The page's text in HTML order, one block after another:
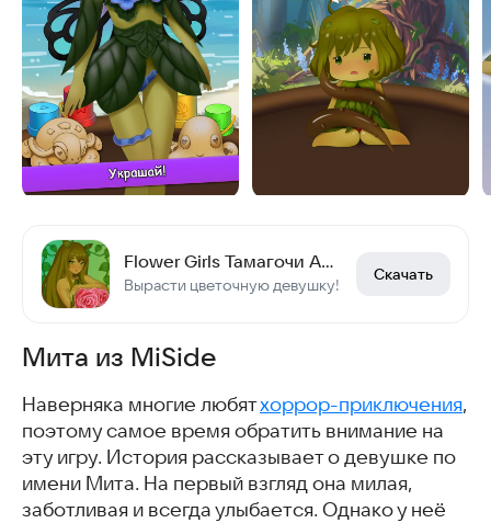
Flower Girls Тамагочи Аниме
Вырасти цветочную девушку!
Скачать
Мита из MiSide
Наверняка многие любятхоррор-приключения,
поэтому самое время обратить внимание на
эту игру. История рассказывает о девушке по
имени Мита. На первый взгляд она милая,
заботливая и всегда улыбается. Однако у неё